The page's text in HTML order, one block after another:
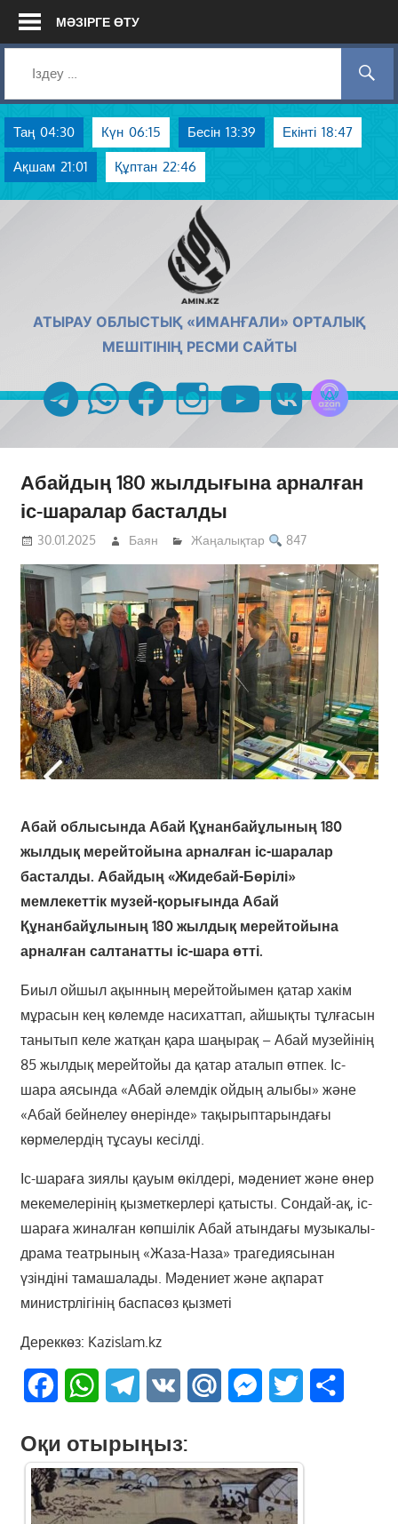
Skip
МӘЗІРГЕ ӨТУ
Таң 04:30 Күн 06:15 Бесін 13:39 Екінті 18:47
Ақшам 21:01 Құптан 22:46
АТЫРАУ ОБЛЫСТЫҚ «ИМАНҒАЛИ» ОРТАЛЫҚ
МЕШІТІНІҢ РЕСМИ САЙТЫ
telegramwhatsappfacebookinstagramyoutubevk
Абайдың 180 жылдығына арналған
іс-шаралар басталды
30.01.2025 Баян Жаңалықтар 847
Абай облысында Абай Құнанбайұлының 180
жылдық мерейтойына арналған іс-шаралар
басталды. Абайдың «Жидебай-Бөрілі»
мемлекеттік музей-қорығында Абай
Құнанбайұлының 180 жылдық мерейтойына
арналған салтанатты іс-шара өтті.
Биыл ойшыл ақынның мерейтойымен қатар хакім
мұрасын кең көлемде насихаттап, айшықты тұлғасын
танытып келе жатқан қара шаңырақ – Абай музейінің
85 жылдық мерейтойы да қатар аталып өтпек. Іс-
шара аясында «Абай әлемдік ойдың алыбы» және
«Абай бейнелеу өнерінде» тақырыптарындағы
көрмелердің тұсауы кесілді.
Іс-шараға зиялы қауым өкілдері, мәдениет және өнер
мекемелерінің қызметкерлері қатысты. Сондай-ақ, іс-
шараға жиналған көпшілік Абай атындағы музыкалы-
драма театрының «Жаза-Наза» трагедиясынан
үзіндіні тамашалады. Мәдениет және ақпарат
министрлігінің баспасөз қызметі
Дереккөз: Kazislam.kz
FacebookWhatsAppTelegram
VK Mail.Ru Messenger
Twitter
Оқи отырыңыз: